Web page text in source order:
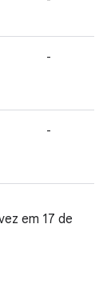
-
-
em 17 de